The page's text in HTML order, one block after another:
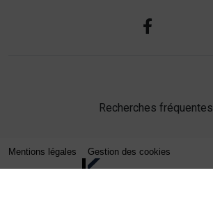
Recherches fréquentes
Mentions légales Gestion des cookies